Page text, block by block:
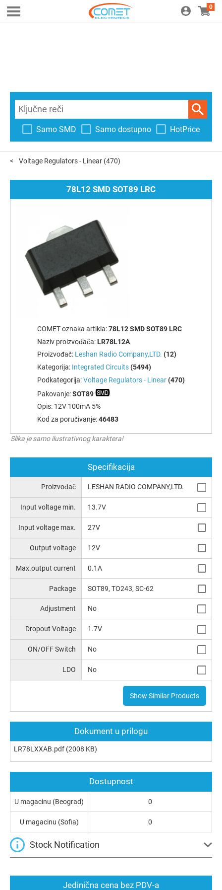
0
Samo SMD Samo dostupno HotPrice
Voltage Regulators - Linear (470)
78L12 SMD SOT89 LRC
COMET oznaka artikla:78L12 SMD SOT89 LRC
Naziv proizvođača: LR78L12A
Proizvođač: Leshan Radio Company,LTD. (12)
Kategorija: Integrated Circuits(5494)
Podkategorija:Voltage Regulators - Linear(470)
Pakovanje:SOT89
Opis: 12V 100mA 5%
Kod za poručivanje:46483
Slika je samo ilustrativnog karaktera!
Specifikacija
Proizvođač LESHAN RADIO COMPANY,LTD.
Input voltage min. 13.7V
Input voltage max. 27V
Output voltage 12V
Max.output current 0.1A
Package SOT89, TO243, SC-62
Аdjustment No
Dropout Voltage 1.7V
ON/OFF Switch No
LDO No
Show Similar Products
Dokument u prilogu
LR78LXXAB.pdf (2008 KB)
Jedinična cena bez PDV-a
Dostupnost
U magacinu (Beograd) 0
U magacinu (Sofia) 0
Stock Notification